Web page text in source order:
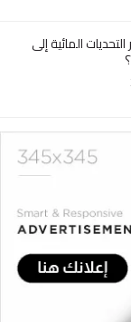
المائية إلى